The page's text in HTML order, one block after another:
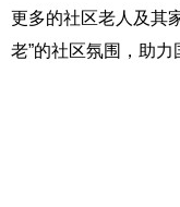
更多的社区老人及其
老”的社区氛围，助力